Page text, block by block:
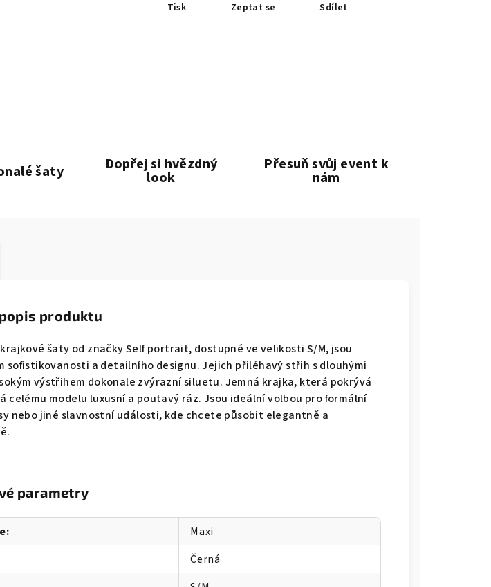
Tisk Zeptat se Sdílet
šaty Dopřej si hvězdný
look
Přesuň svůj event k
nám
produktu
šaty od značky Self portrait, dostupné ve velikosti S/M, jsou
sofistikovanosti a detailního designu. Jejich přiléhavý střih s dlouhými
výstřihem dokonale zvýrazní siluetu. Jemná krajka, která pokrývá
celému modelu luxusní a poutavý ráz. Jsou ideální volbou pro formální
nebo jiné slavnostní události, kde chcete působit elegantně a
parametry
:
Maxi
Černá